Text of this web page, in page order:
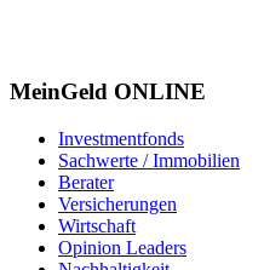
MeinGeld ONLINE
Investmentfonds
Sachwerte / Immobilien
Berater
Versicherungen
Wirtschaft
Opinion Leaders